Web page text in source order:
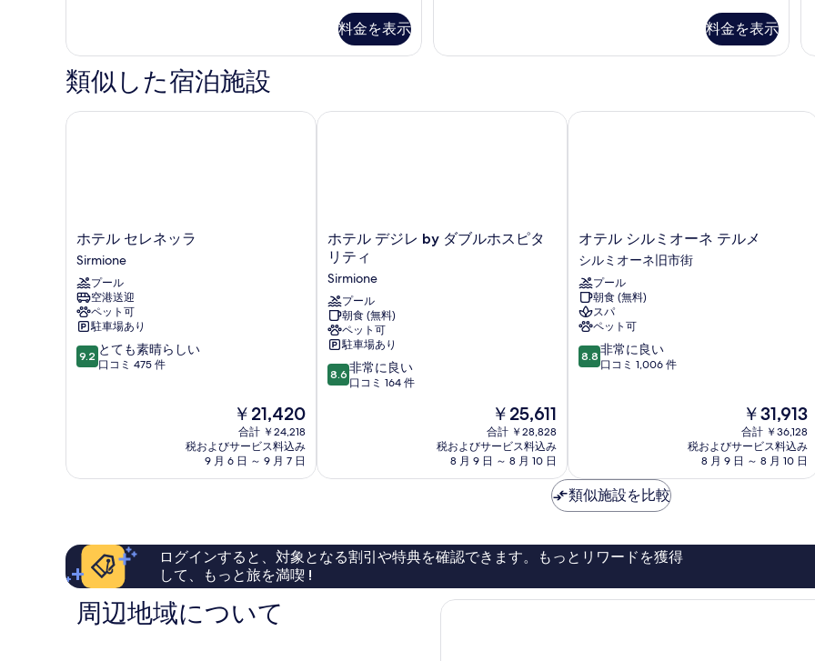
真
ュ
ー
す
真
を
表
示
る
ス
イ
ー
ト
レ
細
料金を表示
す
示
ー
浴
料金を表示
示
詳
類似した宿泊施設
ホ
テ
ル
セ
レ
ネ
ッ
ラ
Sirmione
ホテル セレネッラ
Sirmione
プール
空港送迎
ペット可
駐車場あり
10
段
素
い、
コ
ミ
475
件
9.2 とても素晴らしい
口コミ 475 件
現
在
の
料
金
￥21,420
合計 ￥24,218
税およびサービス料込み
9 月 6 日 ～ 9 月 7 日
ホテル セレネッラ
ホ
テ
ル
デ
ジ
レ
by
ダ
ブ
ル
テ
ホテル デジレ by ダブルホスピタ
リティ
Sirmione
プール
朝食 (無料)
ペット可
駐車場あり
10
段
に
コ
ミ
8.6 非常に良い
口コミ 164 件
現
在
の
料
金
￥25,611
合計 ￥28,828
税およびサービス料込み
8 月 9 日 ～ 8 月 10 日
ホテル デジレ by ダブルホスピタリティ
オ
テ
ル
シ
ル
ミ
オ
ー
ネ
オ
ー
ネ
市
街
オテル シルミオーネ テルメ
シルミオーネ旧市街
プール
朝食 (無料)
スパ
ペット可
10
段
良
い、
口
ミ
1,006
件
8.8 非常に良い
口コミ 1,006 件
現
在
の
料
金
￥31,913
合計 ￥36,128
税およびサービス料込み
8 月 9 日 ～ 8 月 10 日
オテル シルミオーネ テルメ
類似施設を比較
ログインすると、対象となる割引や特典を確認できます。もっとリワードを獲得
して、もっと旅を満喫 !
周辺地域について